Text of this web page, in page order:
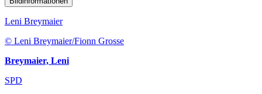
Leni Breymaier
© Leni Breymaier/Fionn Grosse
Breymaier, Leni
SPD